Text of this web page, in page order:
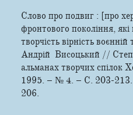
Слово про подвиг : [про
фронтового покоління,
творчість вірність
Андрій Висоцький // Степ
альманах творчих спілок
1995. – № 4. – С. 203-
206.